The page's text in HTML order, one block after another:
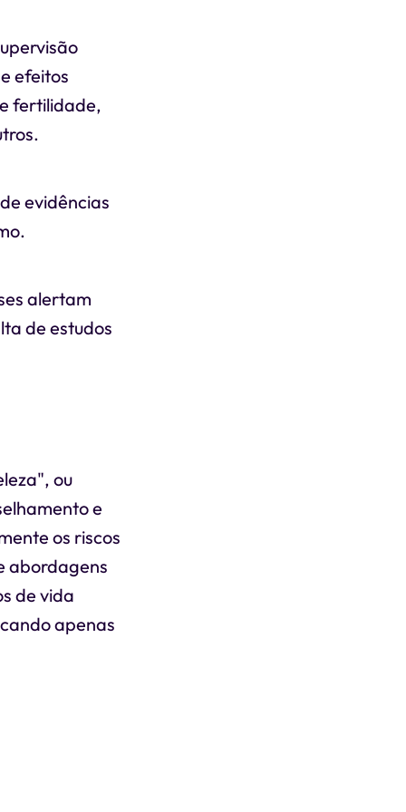
efeitos
fertilidade,
evidências
alertam
de estudos
ou
e
os riscos
abordagens
de vida
apenas